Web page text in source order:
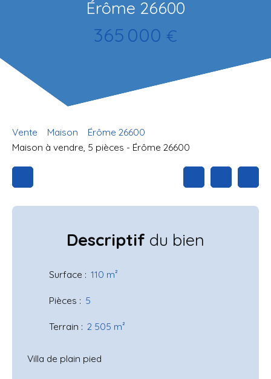
Érôme 26600
365 000 €
Vente Maison
Érôme 26600
Maison à vendre, 5 pièces - Érôme 26600
Descriptif du bien
Surface : 110 m²
Pièces : 5
Terrain : 2 505 m²
Villa de plain pied